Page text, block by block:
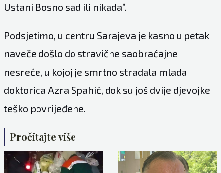
Ustani Bosno sad ili nikada”.
Podsjetimo, u centru Sarajeva je kasno u petak
naveče došlo do stravične saobraćajne
nesreće, u kojoj je smrtno stradala mlada
doktorica Azra Spahić, dok su još dvije djevojke
teško povrijeđene.
Pročitajte više